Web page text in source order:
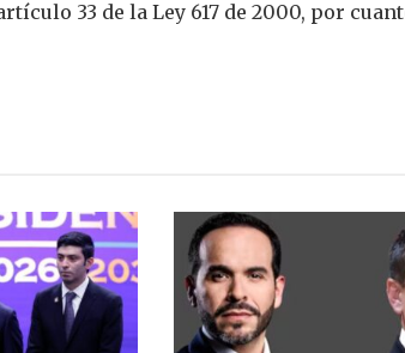
33 de la Ley 617 de 2000, por